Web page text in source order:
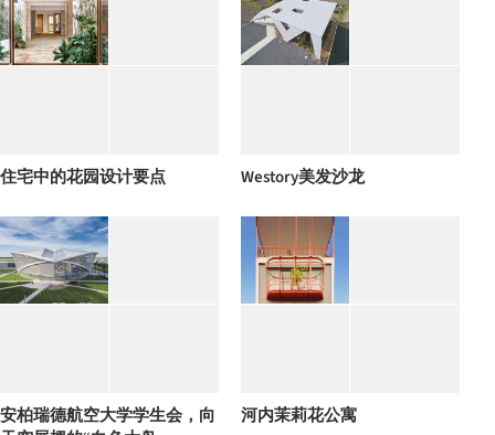
住宅中的花园设计要点 Westory美发沙龙
安柏瑞德航空大学学生会，向
河内茉莉花公寓